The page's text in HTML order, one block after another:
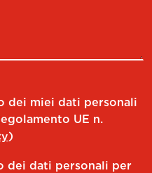
dei miei dati personali
UE n.
)
dei dati personali per